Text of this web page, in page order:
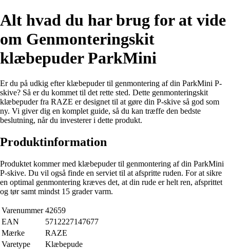
Alt hvad du har brug for at vide
om Genmonteringskit
klæbepuder ParkMini
Er du på udkig efter klæbepuder til genmontering af din ParkMini P-
skive? Så er du kommet til det rette sted. Dette genmonteringskit
klæbepuder fra RAZE er designet til at gøre din P-skive så god som
ny. Vi giver dig en komplet guide, så du kan træffe den bedste
beslutning, når du investerer i dette produkt.
Produktinformation
Produktet kommer med klæbepuder til genmontering af din ParkMini
P-skive. Du vil også finde en serviet til at afspritte ruden. For at sikre
en optimal genmontering kræves det, at din rude er helt ren, afsprittet
og tør samt mindst 15 grader varm.
Varenummer 42659
EAN
5712227147677
Mærke
RAZE
Varetype
Klæbepude